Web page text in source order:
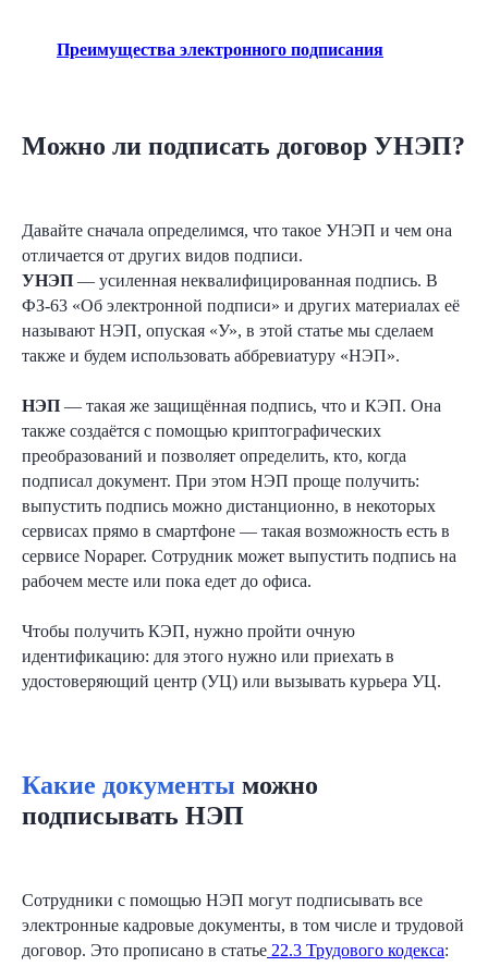
Преимущества электронного подписания
Можно ли подписать договор УНЭП?
Давайте сначала определимся, что такое УНЭП и чем она
отличается от других видов подписи.
УНЭП — усиленная неквалифицированная подпись. В
ФЗ-63 «Об электронной подписи» и других материалах её
называют НЭП, опуская «У», в этой статье мы сделаем
также и будем использовать аббревиатуру «НЭП».
НЭП — такая же защищённая подпись, что и КЭП. Она
также создаётся с помощью криптографических
преобразований и позволяет определить, кто, когда
подписал документ. При этом НЭП проще получить:
выпустить подпись можно дистанционно, в некоторых
сервисах прямо в смартфоне — такая возможность есть в
сервисе Nopaper. Сотрудник может выпустить подпись на
рабочем месте или пока едет до офиса.
Чтобы получить КЭП, нужно пройти очную
идентификацию: для этого нужно или приехать в
удостоверяющий центр (УЦ) или вызывать курьера УЦ.
Какие документы можно
подписывать НЭП
Сотрудники с помощью НЭП могут подписывать все
электронные кадровые документы, в том числе и трудовой
договор. Это прописано в статье 22.3 Трудового кодекса: